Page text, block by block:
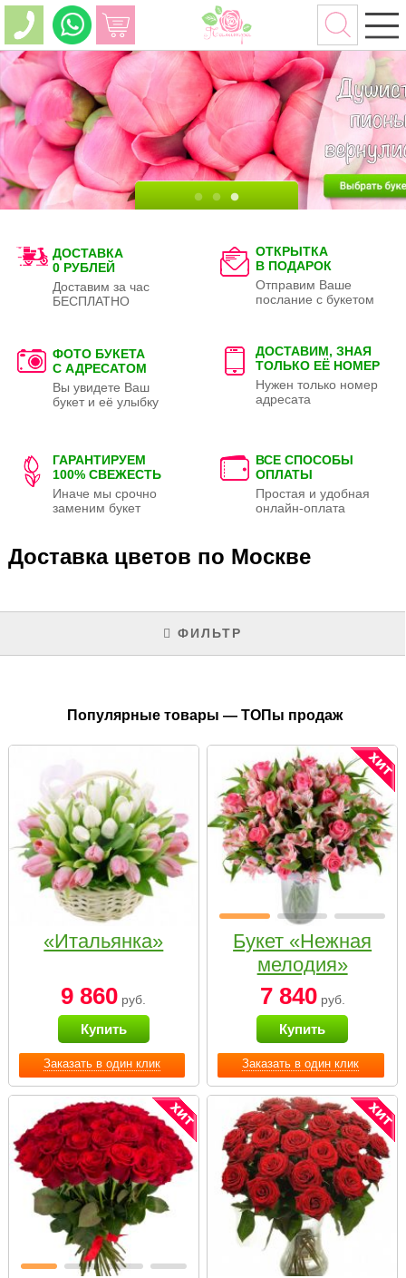
ДОСТАВКА
0 РУБЛЕЙ
Доставим за час
БЕСПЛАТНО
ОТКРЫТКА
В ПОДАРОК
Отправим Ваше
послание с букетом
ФОТО БУКЕТА
С АДРЕСАТОМ
Вы увидете Ваш
букет и её улыбку
ДОСТАВИМ, ЗНАЯ
ТОЛЬКО ЕЁ НОМЕР
Нужен только номер
адресата
ГАРАНТИРУЕМ
100% СВЕЖЕСТЬ
Иначе мы срочно
заменим букет
ВСЕ СПОСОБЫ
ОПЛАТЫ
Простая и удобная
онлайн-оплата
Доставка цветов по Москве
ФИЛЬТР
Популярные товары — ТОПы продаж
Заказать в один клик
«Итальянка»
9 860 руб.
Купить
Заказать в один клик
Букет «Нежная
мелодия»
7 840руб.
Купить